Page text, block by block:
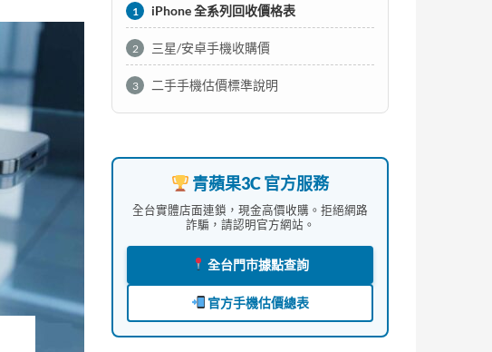
1 iPhone 全系列回收價格表
2 三星/安卓手機收購價
3 二手手機估價標準說明
青蘋果3C 官方服務
全台實體店面連鎖，現金高價收購。拒絕網路
詐騙，請認明官方網站。
全台門市據點查詢
官方手機估價總表